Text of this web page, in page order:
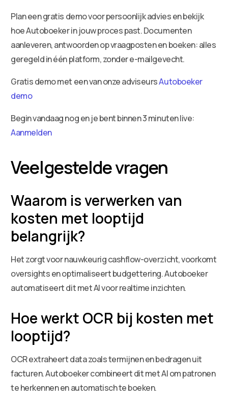
Plan een gratis demo voor persoonlijk advies en bekijk
hoe Autoboeker in jouw proces past. Documenten
aanleveren, antwoorden op vraagposten en boeken: alles
geregeld in één platform, zonder e-mailgevecht.
Gratis demo met een van onze adviseursAutoboeker
demo
Begin vandaag nog en je bent binnen 3 minuten live:
Aanmelden
Veelgestelde vragen
Waarom is verwerken van
kosten met looptijd
belangrijk?
Het zorgt voor nauwkeurig cashflow-overzicht, voorkomt
oversights en optimaliseert budgettering. Autoboeker
automatiseert dit met AI voor realtime inzichten.
Hoe werkt OCR bij kosten met
looptijd?
OCR extraheert data zoals termijnen en bedragen uit
facturen. Autoboeker combineert dit met AI om patronen
te herkennen en automatisch te boeken.